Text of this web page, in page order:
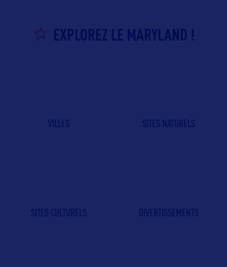
EXPLOREZ LE MARYLAND !
VILLES SITES NATURELS
SITES CULTURELS DIVERTISSEMENTS